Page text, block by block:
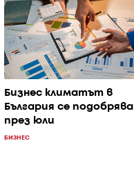
Бизнес климатът в
България се подобрява
през юли
БИЗНЕС